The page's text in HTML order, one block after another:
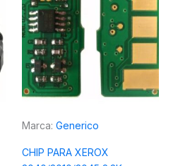
Marca: Generico
CHIP PARA XEROX